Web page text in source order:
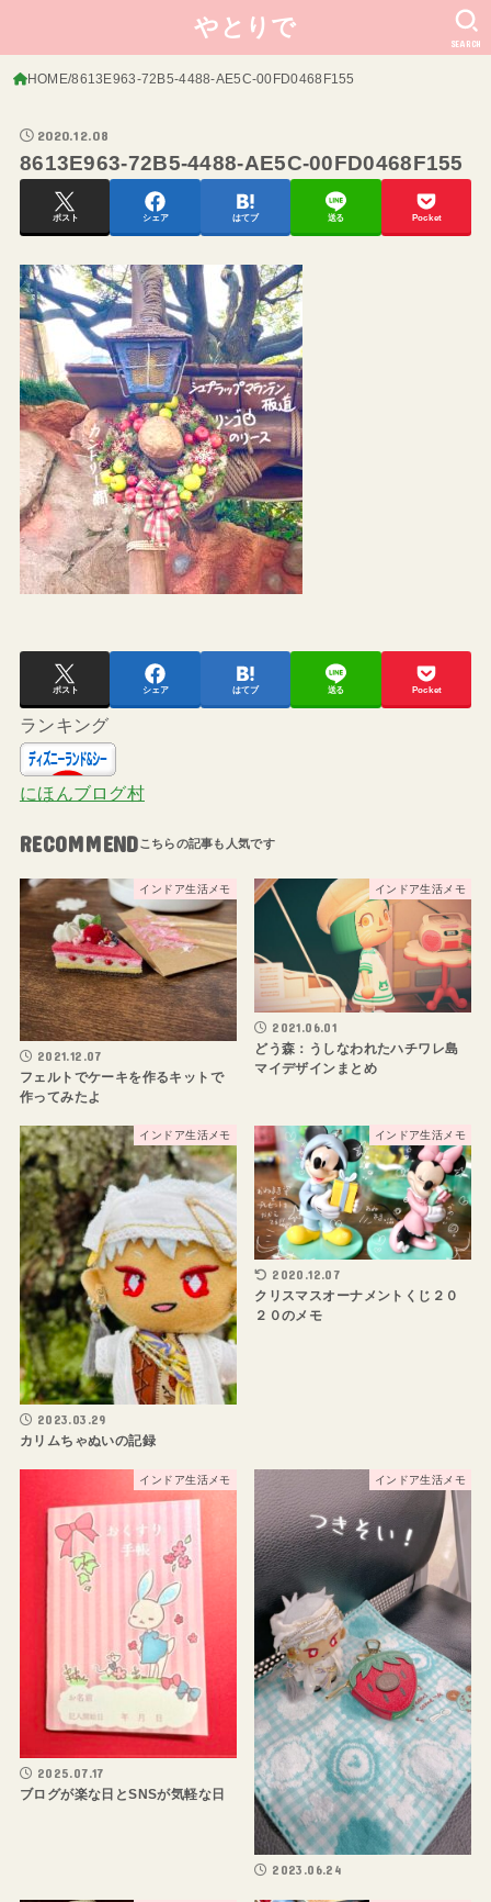
やとりで
SEARCH
HOME 8613E963-72B5-4488-AE5C-00FD0468F155
2020.12.08
8613E963-72B5-4488-AE5C-00FD0468F155
ポスト シェア はてブ 送る Pocket
ポスト シェア はてブ 送る Pocket
ランキング
にほんブログ村
RECOMMEND
インドア生活メモ
2021.12.07
フェルトでケーキを作るキットで
作ってみたよ
インドア生活メモ
2021.06.01
どう森：うしなわれたハチワレ島
マイデザインまとめ
インドア生活メモ
2023.03.29
カリムちゃぬいの記録
インドア生活メモ
2020.12.07
クリスマスオーナメントくじ２０
２０のメモ
インドア生活メモ
2025.07.17
ブログが楽な日とSNSが気軽な日
インドア生活メモ
2023.06.24